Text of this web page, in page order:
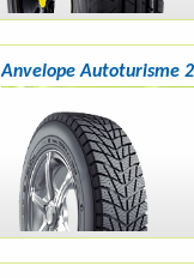
Anvelope Autoturisme